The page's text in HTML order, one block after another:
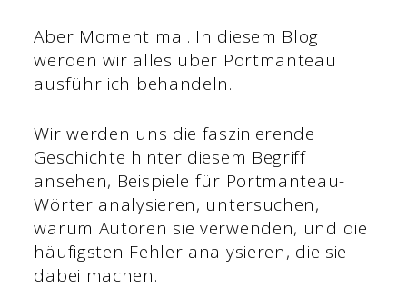
Aber Moment mal. In diesem Blog
werden wir alles über Portmanteau
ausführlich behandeln.
Wir werden uns die faszinierende
Geschichte hinter diesem Begriff
ansehen, Beispiele für Portmanteau-
Wörter analysieren, untersuchen,
warum Autoren sie verwenden, und die
häufigsten Fehler analysieren, die sie
dabei machen.